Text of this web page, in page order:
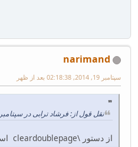
narimand
سپتامبر 19, 2014, 02:18:38 بعد از ظهر
نقل قول از: فرشاد ترابی در سپتامبر 19, 2014, 01:21:22 بعد از ظهر
از دستور \cleardoublepage استفاده کنید.